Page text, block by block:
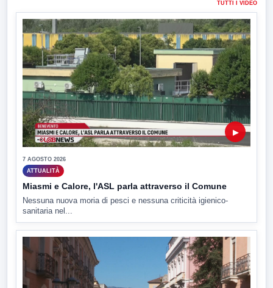
TUTTI I VIDEO
▶
7 AGOSTO 2026
ATTUALITÀ
Miasmi e Calore, l'ASL parla attraverso il Comune
Nessuna nuova moria di pesci e nessuna criticità igienico-
sanitaria nel...